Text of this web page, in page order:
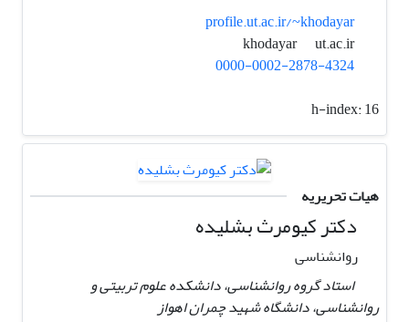
profile.ut.ac.ir/~khodayar
khodayar
ut.ac.ir
0000-0002-2878-4324
h-index:16
هیات تحریریه
دکتر کیومرث بشلیده
روانشناسی
استاد گروه روانشناسی، دانشکده علوم تربیتی و
روانشناسی، دانشگاه شهید چمران اهواز